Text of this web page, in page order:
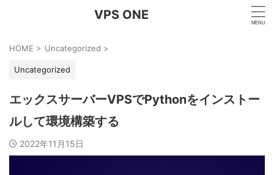
VPS ONE
HOME > Uncategorized >
Uncategorized
エックスサーバーVPSでPythonをインストー
ルして環境構築する
2022年11月15日